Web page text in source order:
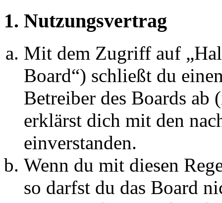
1. Nutzungsvertrag
Mit dem Zugriff auf
Board“) schließt du
Betreiber des Boards ab
erklärst dich mit den
einverstanden.
Wenn du mit diesen
so darfst du das Board